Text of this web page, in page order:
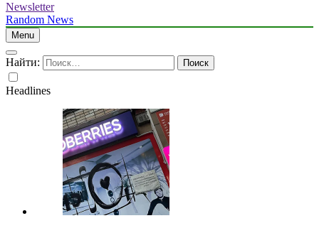
Newsletter
Random News
Menu
Найти:
Headlines